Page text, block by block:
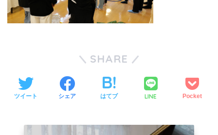
SHARE
ツイート シェア はてブ LINE Pocket